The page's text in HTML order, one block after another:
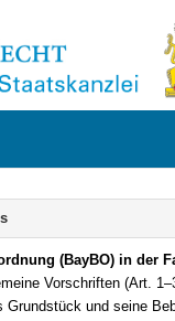
Fassung der Bekanntmachung vom 14. August 2007
Vorschriften (Art.
Grundstück und seine